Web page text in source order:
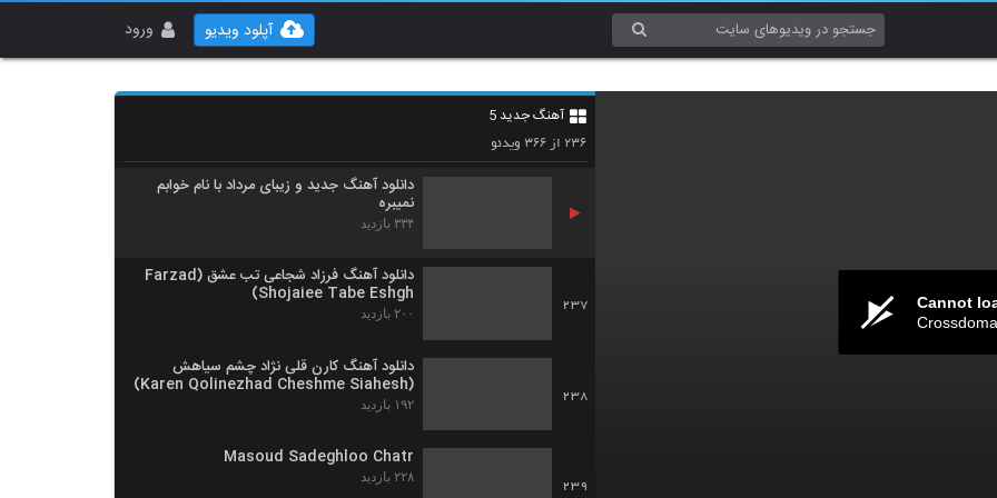
ورود آپلود ویدیو
Cannot
آهنگ جدید 5
۲۳۶ از ۳۶۶ویدئو
سرتیفاید به همراه متن ترانه
235
دانلود آهنگ امین نیما چیزی نمیگم
دانلود آهنگ جدید و زیبای مرداد با نام خوابم
نمیبره
۳۳۴ بازدید
237
دانلود آهنگ فرزاد شجاعی تب عشق (Farzad
Shojaiee Tabe Eshgh)
۲۰۰ بازدید
238
دانلود آهنگ کارن قلی نژاد چشم سیاهش
(Karen Qolinezhad Cheshme Siahesh)
۱۹۲ بازدید
239
Masoud Sadeghloo Chatr
۲۲۸ بازدید